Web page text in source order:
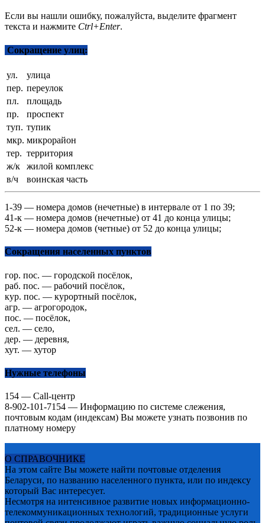
Если вы нашли ошибку, пожалуйста, выделите фрагмент
текста и нажмите Ctrl+Enter.
Сокращение улиц:
ул.
улица
пер. переулок
пл.
площадь
пр.
проспект
туп. тупик
мкр. микрорайон
тер. территория
ж/к
жилой комплекс
в/ч
воинская часть
1-39 — номера домов (нечетные) в интервале от 1 по 39;
41-к — номера домов (нечетные) от 41 до конца улицы;
52-к — номера домов (четные) от 52 до конца улицы;
Сокращения населенных пунктов
гор. пос. — городской посёлок,
раб. пос. — рабочий посёлок,
кур. пос. — курортный посёлок,
агр. — агрогородок,
пос. — посёлок,
сел. — село,
дер. — деревня,
хут. — хутор
Нужные телефоны
154 — Call-центр
8-902-101-7154 — Информацию по системе слежения,
почтовым кодам (индексам) Вы можете узнать позвонив по
платному номеру
О СПРАВОЧНИКЕ
На этом сайте Вы можете найти почтовые отделения
Беларуси, по названию населенного пункта, или по индексу
который Вас интересует.
Несмотря на интенсивное развитие новых информационно-
телекоммуникационных технологий, традиционные услуги